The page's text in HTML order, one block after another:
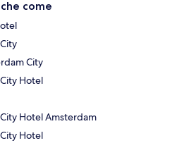
come
City
Hotel
Hotel Amsterdam
Hotel